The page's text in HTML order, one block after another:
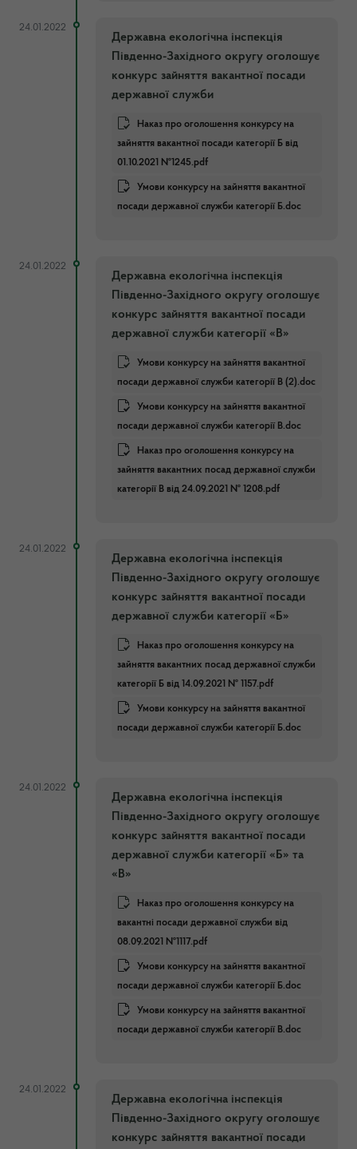
24.01.2022
Державна екологічна інспекція
Південно-Західного округу оголошує
конкурс зайняття вакантної посади
державної служби
Наказ про оголошення конкурсу на
зайняття вакантної посади категорії Б від
01.10.2021 №1245.pdf
Умови конкурсу на зайняття вакантної
посади державної служби категорії Б.doc
24.01.2022
Державна екологічна інспекція
Південно-Західного округу оголошує
конкурс зайняття вакантної посади
державної служби категорії «В»
Умови конкурсу на зайняття вакантної
посади державної служби категорії В (2).doc
Умови конкурсу на зайняття вакантної
посади державної служби категорії В.doc
Наказ про оголошення конкурсу на
зайняття вакантних посад державної служби
категорії В від 24.09.2021 № 1208.pdf
24.01.2022
Державна екологічна інспекція
Південно-Західного округу оголошує
конкурс зайняття вакантної посади
державної служби категорії «Б»
Наказ про оголошення конкурсу на
зайняття вакантних посад державної служби
категорії Б від 14.09.2021 № 1157.pdf
Умови конкурсу на зайняття вакантної
посади державної служби категорії Б.doc
24.01.2022
Державна екологічна інспекція
Південно-Західного округу оголошує
конкурс зайняття вакантної посади
державної служби категорії «Б» та
«В»
Наказ про оголошення конкурсу на
вакантні посади державної служби від
08.09.2021 №1117.pdf
Умови конкурсу на зайняття вакантної
посади державної служби категорії Б.doc
Умови конкурсу на зайняття вакантної
посади державної служби категорії В.doc
24.01.2022
Державна екологічна інспекція
Південно-Західного округу оголошує
конкурс зайняття вакантної посади